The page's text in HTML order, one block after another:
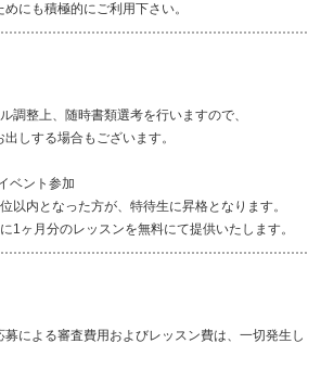
にも積極的にご利用下さい。
調整上、随時書類選考を行いますので、
しする場合もございます。
ベント参加
以内となった方が、特待生に昇格となります。
1ヶ月分のレッスンを無料にて提供いたします。
募による審査費用およびレッスン費は、一切発生し